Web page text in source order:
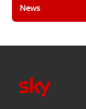
News